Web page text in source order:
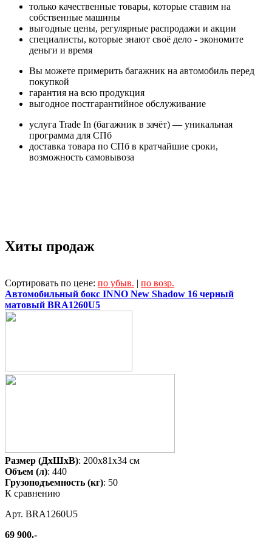
только качественные товары, которые ставим на
собственные машины
выгодные цены, регулярные распродажи и акции
специалисты, которые знают своё дело - экономите
деньги и время
Вы можете примерить багажник на автомобиль перед
покупкой
гарантия на всю продукция
выгодное постгарантийное обслуживание
услуга Trade In (багажник в зачёт) — уникальная
программа для СПб
доставка товара по СПб в кратчайшие сроки,
возможность самовывоза
Хиты продаж
Сортировать по цене: по убыв. | по возр.
Автомобильный бокс INNO New Shadow 16 черный
матовый BRA1260U5
Размер (ДхШхВ): 200x81x34 см
Объем (л): 440
Грузоподъемность (кг): 50
К сравнению
Арт. BRA1260U5
69 900.-